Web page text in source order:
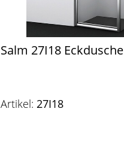
Salm 27I18 Eckdusche
Artikel: 27I18